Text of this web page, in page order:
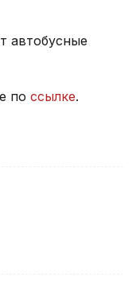
автобусные
по ссылке.